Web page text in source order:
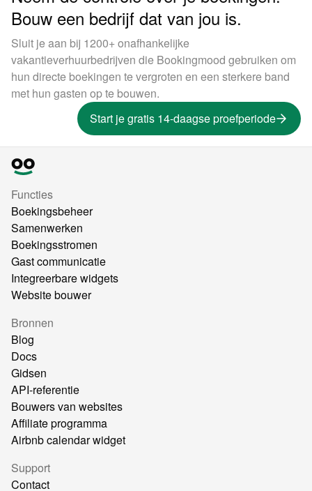
Bouw een bedrijf dat van jou is.
Sluit je aan bij 1200+ onafhankelijke
vakantieverhuurbedrijven die Bookingmood gebruiken om
hun directe boekingen te vergroten en een sterkere band
met hun gasten op te bouwen.
Start je gratis 14-daagse proefperiode
Functies
Boekingsbeheer
Samenwerken
Boekingsstromen
Gast communicatie
Integreerbare widgets
Website bouwer
Bronnen
Blog
Docs
Gidsen
API-referentie
Bouwers van websites
Affiliate programma
Airbnb calendar widget
Support
Contact